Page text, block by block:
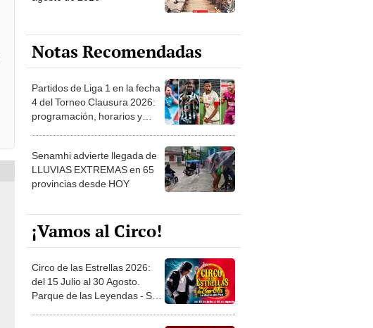
Notas Recomendadas
Partidos de Liga 1 en la fecha
4 del Torneo Clausura 2026:
programación, horarios y
Senamhi advierte llegada de
LLUVIAS EXTREMAS en 65
provincias desde HOY
¡Vamos al Circo!
Circo de las Estrellas 2026:
del 15 Julio al 30 Agosto.
Parque de las Leyendas - San